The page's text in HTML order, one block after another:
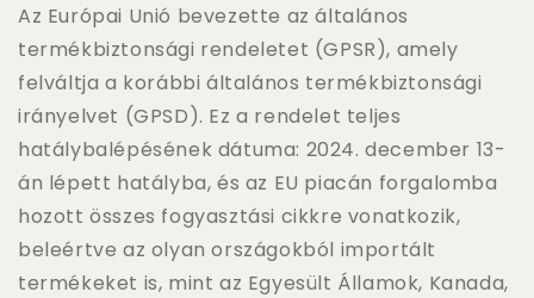
Az Európai Unió bevezette az általános
termékbiztonsági rendeletet (GPSR), amely
felváltja a korábbi általános termékbiztonsági
irányelvet (GPSD). Ez a rendelet teljes
hatálybalépésének dátuma: 2024. december 13-
án lépett hatályba, és az EU piacán forgalomba
hozott összes fogyasztási cikkre vonatkozik,
beleértve az olyan országokból importált
termékeket is, mint az Egyesült Államok, Kanada,